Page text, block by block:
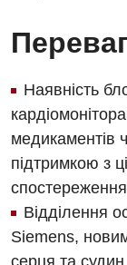
Наявність
медикаментів
підтримкою з
Відділення
Siemens,
серця та